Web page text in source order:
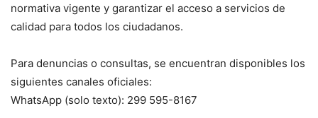
normativa vigente y garantizar el acceso a servicios de
calidad para todos los ciudadanos.
Para denuncias o consultas, se encuentran disponibles los
siguientes canales oficiales:
WhatsApp (solo texto): 299 595-8167